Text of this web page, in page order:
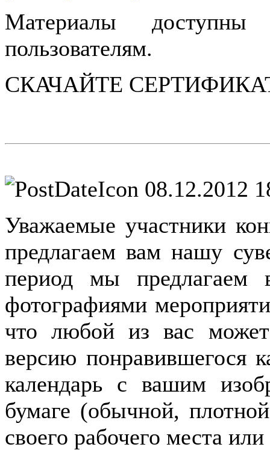
Материалы доступны
пользователям.
СКАЧАЙТЕ
08.12.2012
Уважаемые участники
предлагаем вам нашу
период мы предлагаем
фотографиями
что любой из вас может
версию понравившегося
календарь с вашим
бумаге (обычной,
своего рабочего места